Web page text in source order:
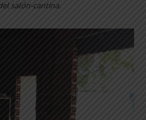
salón-cantina.